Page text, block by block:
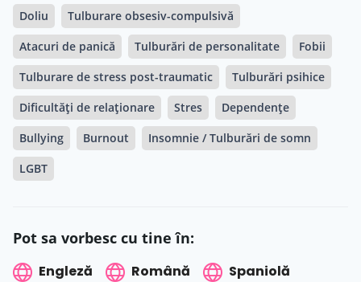
Doliu
Tulburare obsesiv-compulsivă
Atacuri de panică
Tulburări de personalitate
Fobii
Tulburare de stress post-traumatic
Tulburări psihice
Dificultăți de relaționare
Stres
Dependențe
Bullying
Burnout
Insomnie / Tulburări de somn
LGBT
Pot sa vorbesc cu tine în:
Engleză Română Spaniolă